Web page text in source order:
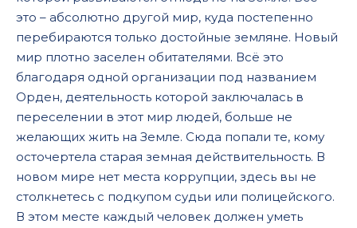
это – абсолютно другой мир, куда постепенно
перебираются только достойные земляне. Новый
мир плотно заселен обитателями. Всё это
благодаря одной организации под названием
Орден, деятельность которой заключалась в
переселении в этот мир людей, больше не
желающих жить на Земле. Сюда попали те, кому
осточертела старая земная действительность. В
новом мире нет места коррупции, здесь вы не
столкнетесь с подкупом судьи или полицейского.
В этом месте каждый человек должен уметь